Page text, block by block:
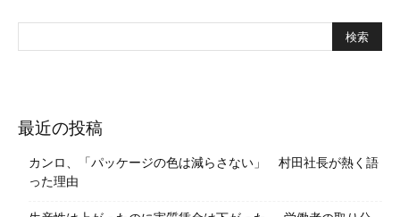
最近の投稿
カンロ、「パッケージの色は減らさない」 村田社長が熱く語
った理由